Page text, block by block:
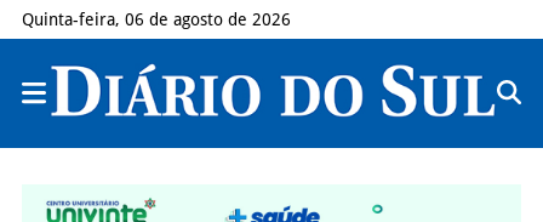
Quinta-feira, 06 de agosto de 2026